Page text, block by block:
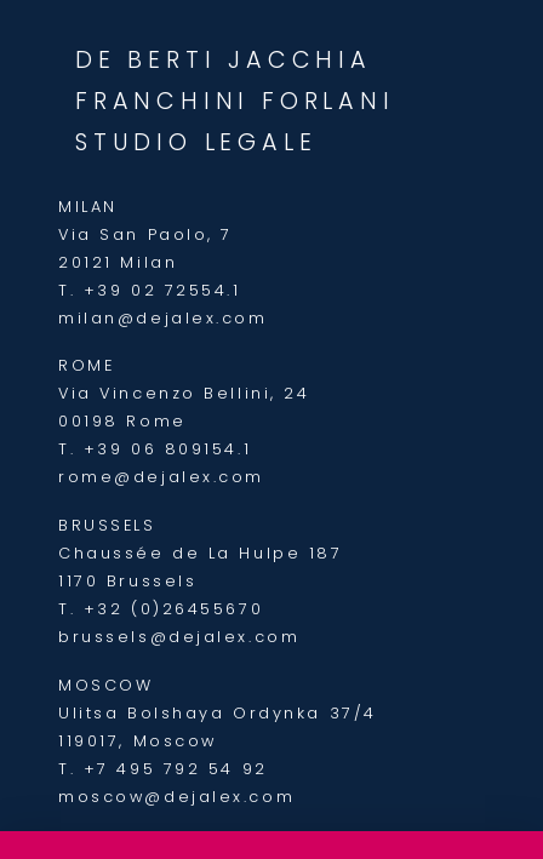
DE BERTI JACCHIA
FRANCHINI FORLANI
STUDIO LEGALE
MILAN
Via San Paolo, 7
20121 Milan
T. +39 02 72554.1
milan@dejalex.com
ROME
Via Vincenzo Bellini, 24
00198 Rome
T. +39 06 809154.1
rome@dejalex.com
BRUSSELS
Chaussée de La Hulpe 187
1170 Brussels
T. +32 (0)26455670
brussels@dejalex.com
MOSCOW
Ulitsa Bolshaya Ordynka 37/4
119017, Moscow
T. +7 495 792 54 92
moscow@dejalex.com